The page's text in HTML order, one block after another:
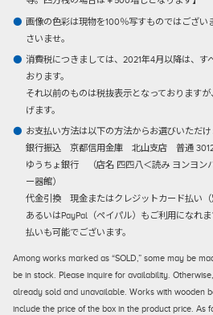
画像の色彩は現物を100％写すものではござい
さいませ。
消費税につきましては、2021年4月以降は、す
おります。
それ以前のものは税抜表示となっております
げます。
お支払い方法は以下の方法からお選びいただけ
銀行振込京都信用金庫 北山支店 普通
ゆうちょ銀行 （店名 四四八＜読み ヨンヨ
ー器館）
代金引換現金またはクレジットカード払い（
あるいはPayPal（ペイパル）もご利用になれ
払いも可能でございます。
Among works marked as “SOLD,” some may be
be in stock. Please inquire for availability.
already sold and unavailable. Works with wooden
include the price of the box in the product price. As